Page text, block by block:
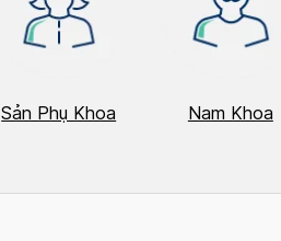
Sản Phụ Khoa Nam Khoa